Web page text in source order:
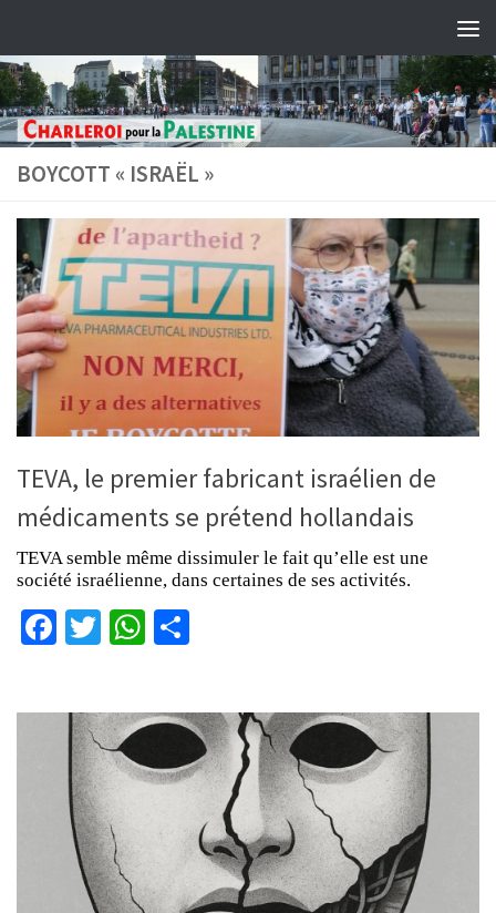
BOYCOTT « ISRAËL »
TEVA, le premier fabricant israélien de
médicaments se prétend hollandais
TEVA semble même dissimuler le fait qu’elle est une
société israélienne, dans certaines de ses activités.
Facebook
TwitterWhatsApp